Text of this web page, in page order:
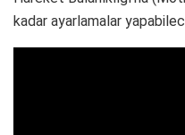
kadar ayarlamalar